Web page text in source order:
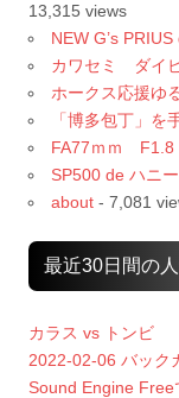
13,315 views
NEW G’s PRIUS
カワセミ ダイ
ホークス応援ゆ
「博多包丁」を
FA77ｍｍ
SP500 de ハニ
about - 7,081
最近30日間の
カラス vs トンビ
2022-02-06 バック
Sound Engine Free